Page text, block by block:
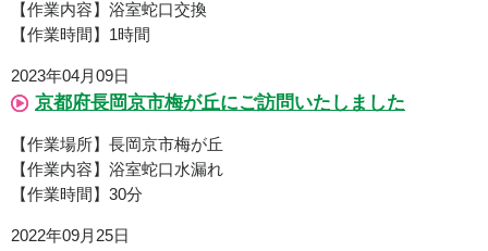
【作業内容】浴室蛇口交換
【作業時間】1時間
2023年04月09日
京都府長岡京市梅が丘にご訪問いたしました
【作業場所】長岡京市梅が丘
【作業内容】浴室蛇口水漏れ
【作業時間】30分
2022年09月25日